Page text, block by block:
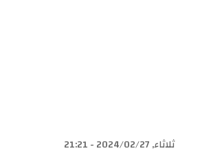
ثلاثاء, 2024/02/27 - 21:21